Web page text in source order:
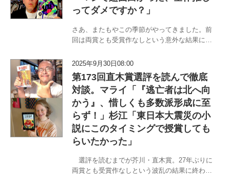
ってダメですか？」
さあ、またもやこの季節がやってきました。前
回は両賞とも受賞作なしという意外な結果に終
とになるのでしょうか。今回も〈職業はドイツ
人〉マライ・メントラインと〈書評から浪曲ま
で〉杉江松恋のチームM＆M（…
2025年9月30日08:00
第173回直木賞選評を読んで徹底
対談。マライ「『逃亡者は北へ向
かう』、惜しくも多数派形成に至
らず！」杉江「東日本大震災の小
説にこのタイミングで授賞しても
らいたかった」
選評を読むまでが芥川・直木賞。27年ぶりに
両賞とも受賞作なしという波乱の結果に終わっ